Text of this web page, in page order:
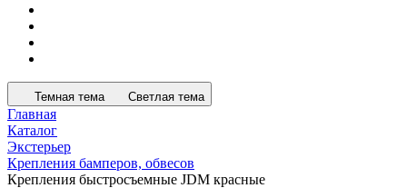
Темная тема Светлая тема
Главная
Каталог
Экстерьер
Крепления бамперов, обвесов
Крепления быстросъемные JDM красные